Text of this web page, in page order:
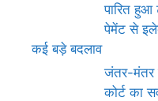
पारित
पेमेंट से
कई बड़े बदलाव
जंतर-मंतर
कोर्ट का